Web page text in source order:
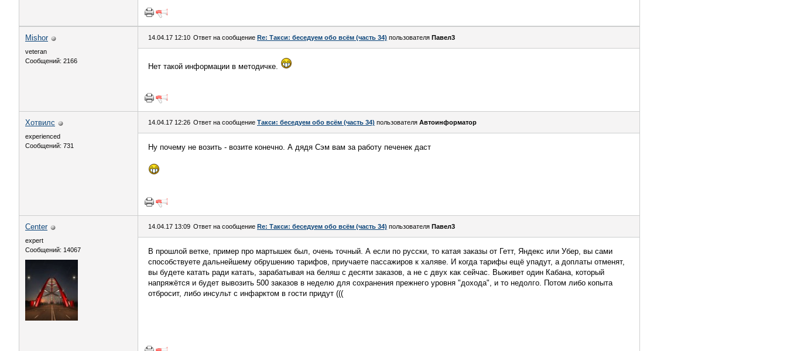
Mishor
veteran
Сообщений: 2166
14.04.17 12:10 Ответ на сообщение Re: Такси: беседуем обо всём (часть 34) пользователя Павел3
Нет такой информации в методичке.
Хотвилс
experienced
Сообщений: 731
14.04.17 12:26 Ответ на сообщение Такси: беседуем обо всём (часть 34) пользователя Автоинформатор
Ну почему не возить - возите конечно. А дядя Сэм вам за работу печенек даст
Center
expert
Сообщений: 14067
14.04.17 13:09 Ответ на сообщение Re: Такси: беседуем обо всём (часть 34) пользователя Павел3
В прошлой ветке, пример про мартышек был, очень точный. А если по русски, то катая заказы от Гетт, Яндекс или Убер, вы сами
способствуете дальнейшему обрушению тарифов, приучаете пассажиров к халяве. И когда тарифы ещё упадут, а доплаты отменят,
вы будете катать ради катать, зарабатывая на беляш с десяти заказов, а не с двух как сейчас. Выживет один Кабана, который
напряжётся и будет вывозить 500 заказов в неделю для сохранения прежнего уровня "дохода", и то недолго. Потом либо копыта
отбросит, либо инсульт с инфарктом в гости придут (((